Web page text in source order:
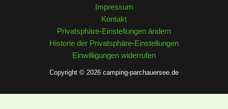
Impressum
Kontakt
Privatsphäre-Einstellungen ändern
Historie der Privatsphäre-Einstellungen
Einwilligungen widerrufen
Copyright © 2026 camping-parchauersee.de